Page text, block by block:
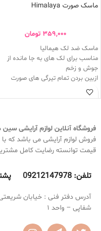
ماسک صورت Himalaya
359,000 تومان
ماسک ضد لک هیمالیا
مناسب برای لک های به جا مانده از
جوش و زخم
ازبین بردن تمام تیرگی های صورت
حاوی عصاره زرد چوبه که روشن کننده
قوی صورت است
در 7 روز تمام لک هارو کامل ازبین میبره
در هفته 2 تا 3 مرتبه میتوان استفاده کرد
فروشگاه آنلاین لوازم آرایشی سین
فروش لوازم آرایشی می باشد که با
قیمت توانسته رضایت کامل
تلفن: 09212147978 پشتیبانی واتس اپ:
آدرس دفتر فنی : خیابان
شفاپی – واحد 1